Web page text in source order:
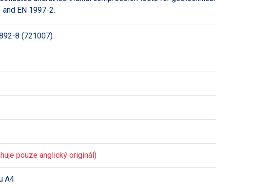
EN 1997-2.
8 (721007)
pouze anglický originál)
A4